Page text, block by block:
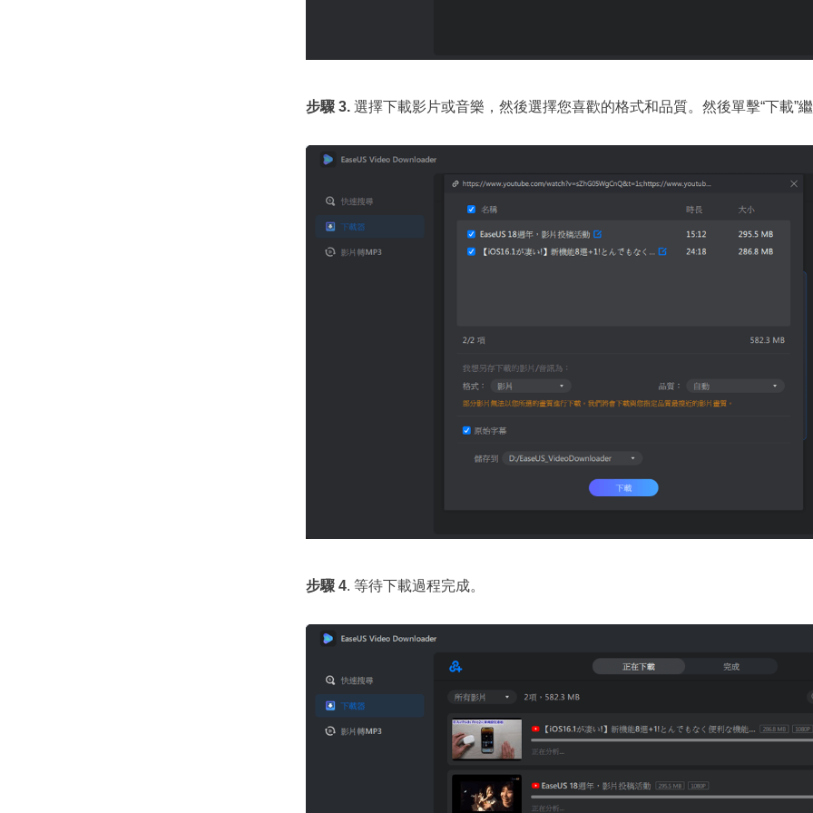
步驟 3. 選擇下載影片或音樂，然後選擇您喜歡的格式和品質。然後單擊“下載”
步驟 4. 等待下載過程完成。